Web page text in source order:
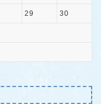
29 30